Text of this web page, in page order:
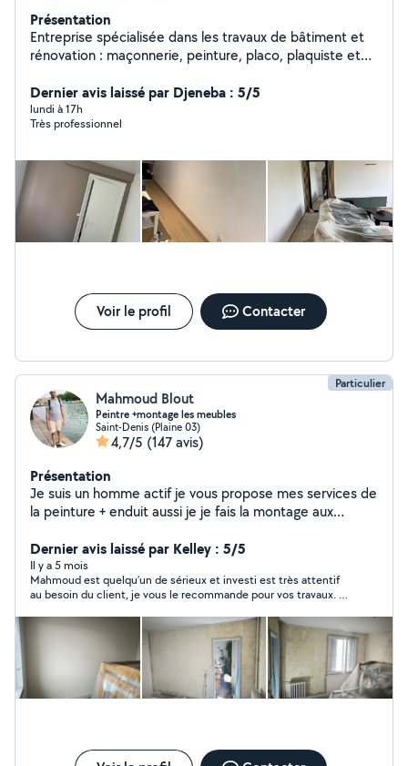
Présentation
Entreprise spécialisée dans les travaux de bâtiment et
rénovation : maçonnerie, peinture, placo, plaquiste et
pour les maisons, appartements, bureaux et chantiers
professionnels. Nos services : * Maçonnerie générale *
Peinture intérieure et extérieure * Pose de placo et faux
placo * Rénovation et finition Entreprise sérieuse,
polyvalente et professionnelle, avec expérience dans le
bâtiment et respect des délais.
Dernier avis laissé par Djeneba : 5/5
lundi à 17h
Très professionnel
Voir le profil Contacter
Particulier
Mahmoud Blout
Peintre +montage les meubles
Saint-Denis (Plaine 03)
4,7/5 (147 avis)
Présentation
Je suis un homme actif je vous propose mes services de
la peinture + enduit aussi je je fais la montage aux
pour lui poser le carrelage et aussi parquet. N'hésitez
pas à me contacter.
Dernier avis laissé par Kelley : 5/5
Il y a 5 mois
Mahmoud est quelqu’un de sérieux et investi est très attentif
au besoin du client, je vous le recommande pour vos travaux. Il
rails de rideaux au plafond.il sait rendu disponible rapidement
est ponctuel. Merci encore pour ce beau travail.